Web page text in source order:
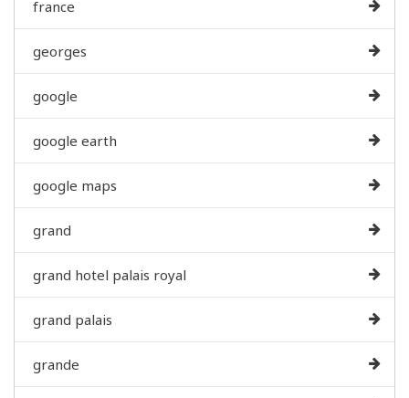
france
georges
google
google earth
google maps
grand
grand hotel palais royal
grand palais
grande